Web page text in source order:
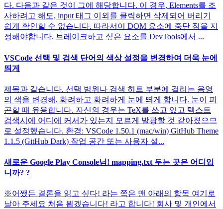
다. 다음과 같은 것이 그에 해당합니다. 이 경우, Elements를 조
사하려고 해도, input 태그 이외를 클릭하면 삭제되어 버리기
쉽게 확인할 수 없습니다. 따라서이 DOM 요소에 중단 점을 지
정해야합니다. 브레이크하고 싶은 요소를 DevTools에서 ...
VSCode 선택 및 검색 단어의 색상 설정을 변경하여 더욱 눈에
띄게
제목과 같습니다. 선택 범위나 검색 히트 부분에 걸리는 음영
의 색을 변경해, 화려하고 화려하게 눈에 띄게 합니다. 눈이 피
곤할 때 유용합니다. 자신의 경우는 TeX를 쓰고 있고 텍스트
검색시에 어디에 커서가 있는지 모르게 발광할 것 같아졌으므
로 설정했습니다. 환경: VSCode 1.50.1 (mac/win) GitHub Theme
1.1.5 (GitHub Dark) 작업 공간 또는 사용자 설...
새로운 Google Play Console님! mapping.txt 두는 곳은 어디입
니까? ?
※어쨌든 결론을 읽고 싶다! 라는 쪽은 맨 아래의 항목 여기로
날아 주세요 처음 뵙겠습니다! 라고 합니다! 회사 및 개인에서